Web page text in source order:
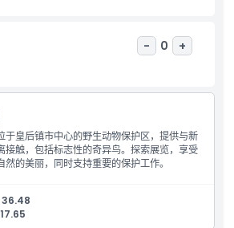
- 0 +
于皇后镇市中心的野生动物保护区，提供与新
接触，包括标志性的奇异鸟。探索展览，享受
的美丽，同时支持重要的保护工作。
36.48